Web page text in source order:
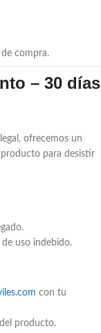
compra.
– 30 días
ofrecemos un
para desistir
de uso indebido.
con tu
producto.